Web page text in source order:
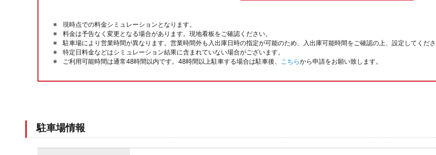
現時点での料金シミュレーションとなります。
料金は予告なく変更となる場合があります。現地看板をご確認ください。
駐車場により営業時間が異なります。営業時間外も入出庫日時の指定が可能のため、入出庫可能時間をご確認の上、設定してくだ
特定日料金などはシミュレーション結果に含まれていない場合がございます。
ご利用可能時間は通常48時間以内です。48時間以上駐車する場合は駐車後、
こちらから申請をお願い致します。
駐車場情報